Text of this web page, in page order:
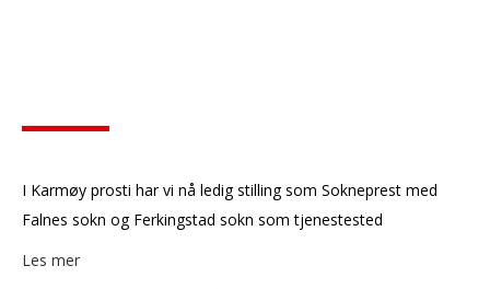
I Karmøy prosti har vi nå ledig stilling som Sokneprest med
Falnes sokn og Ferkingstad sokn som tjenestested
Les mer